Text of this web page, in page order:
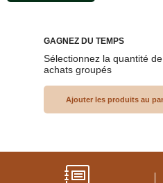
FOURNITURES
DÉMÉNAGEMENT
PROTECTIONS
CALAGES
GAGNEZ DU TEMPS
Sélectionnez la quantité
achats groupés